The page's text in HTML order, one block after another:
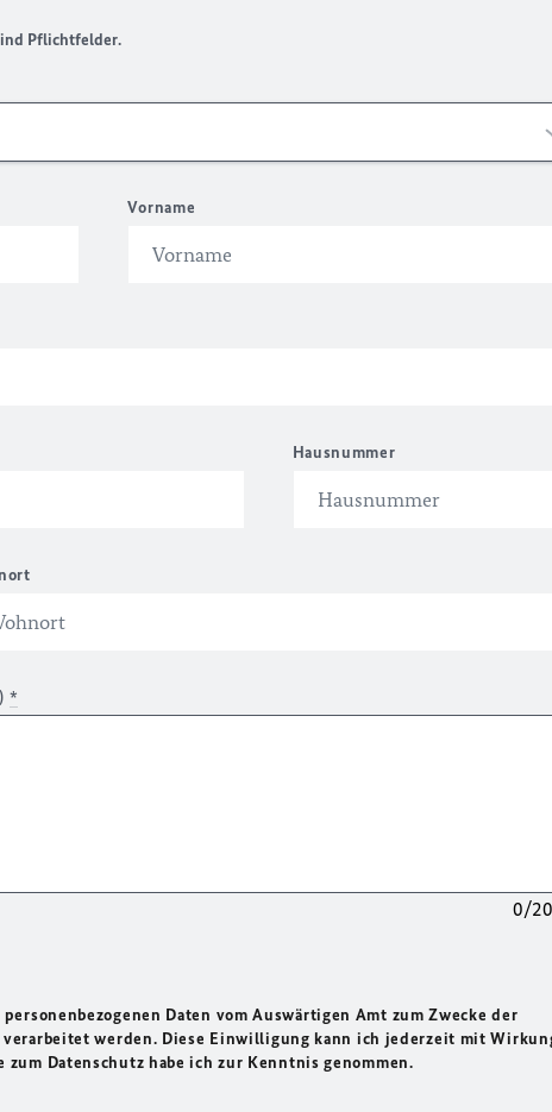
Pflichtfelder.
Vorname
Hausnummer
*
0/
Daten vom Auswärtigen Amt zum Zwecke der
werden. Diese Einwilligung kann ich jederzeit mit
Datenschutz habe ich zur Kenntnis genommen.